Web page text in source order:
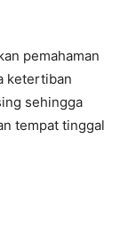
pemahaman
ketertiban
sehingga
tempat tinggal